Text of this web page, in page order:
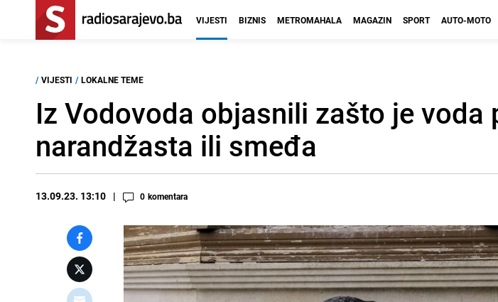
VIJESTI BIZNIS METROMAHALA MAGAZIN SPORT AUTO-MOTO
/ VIJESTI / LOKALNE TEME
Iz Vodovoda objasnili zašto je voda
narandžasta ili smeđa
13.09.23. 13:10 0 komentara